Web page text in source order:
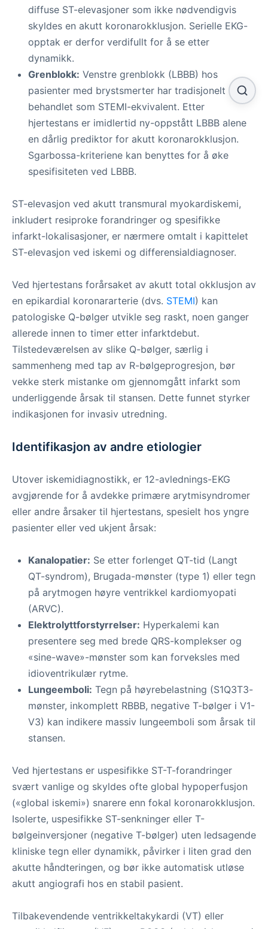
diffuse ST-elevasjoner som ikke nødvendigvis
skyldes en akutt koronarokklusjon. Serielle EKG-
opptak er derfor verdifullt for å se etter
dynamikk.
Grenblokk: Venstre grenblokk (LBBB) hos
pasienter med brystsmerter har tradisjonelt blitt
behandlet som STEMI-ekvivalent. Etter
hjertestans er imidlertid ny-oppstått LBBB alene
en dårlig prediktor for akutt koronarokklusjon.
Sgarbossa-kriteriene kan benyttes for å øke
spesifisiteten ved LBBB.
ST-elevasjon ved akutt transmural myokardiskemi,
inkludert resiproke forandringer og spesifikke
infarkt-lokalisasjoner, er nærmere omtalt i kapittelet
ST-elevasjon ved iskemi og differensialdiagnoser.
Ved hjertestans forårsaket av akutt total okklusjon av
en epikardial koronararterie (dvs. STEMI) kan
patologiske Q-bølger utvikle seg raskt, noen ganger
allerede innen to timer etter infarktdebut.
Tilstedeværelsen av slike Q-bølger, særlig i
sammenheng med tap av R-bølgeprogresjon, bør
vekke sterk mistanke om gjennomgått infarkt som
underliggende årsak til stansen. Dette funnet styrker
indikasjonen for invasiv utredning.
Identifikasjon av andre etiologier
Utover iskemidiagnostikk, er 12-avlednings-EKG
avgjørende for å avdekke primære arytmisyndromer
eller andre årsaker til hjertestans, spesielt hos yngre
pasienter eller ved ukjent årsak:
Kanalopatier: Se etter forlenget QT-tid (Langt
QT-syndrom), Brugada-mønster (type 1) eller tegn
på arytmogen høyre ventrikkel kardiomyopati
(ARVC).
Elektrolyttforstyrrelser: Hyperkalemi kan
presentere seg med brede QRS-komplekser og
«sine-wave»-mønster som kan forveksles med
idioventrikulær rytme.
Lungeemboli: Tegn på høyrebelastning (S1Q3T3-
mønster, inkomplett RBBB, negative T-bølger i V1-
V3) kan indikere massiv lungeemboli som årsak til
stansen.
Ved hjertestans er uspesifikke ST-T-forandringer
svært vanlige og skyldes ofte global hypoperfusjon
(«global iskemi») snarere enn fokal koronarokklusjon.
Isolerte, uspesifikke ST-senkninger eller T-
bølgeinversjoner (negative T-bølger) uten ledsagende
kliniske tegn eller dynamikk, påvirker i liten grad den
akutte håndteringen, og bør ikke automatisk utløse
akutt angiografi hos en stabil pasient.
Tilbakevendende ventrikkeltakykardi (VT) eller